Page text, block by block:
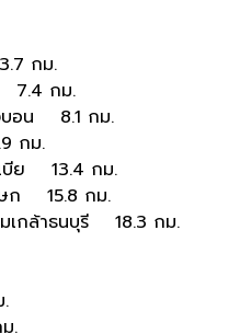
กม.
7.4 กม.
งบอน 8.1 กม.
กม.
เบีย 13.4 กม.
ษก 15.8 กม.
มเกล้าธนบุรี 18.3 กม.
.